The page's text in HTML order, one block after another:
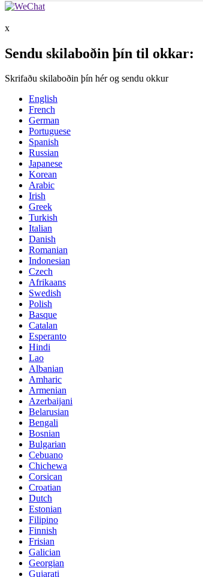
x
Sendu skilaboðin þín til okkar:
Skrifaðu skilaboðin þín hér og sendu okkur
English
French
German
Portuguese
Spanish
Russian
Japanese
Korean
Arabic
Irish
Greek
Turkish
Italian
Danish
Romanian
Indonesian
Czech
Afrikaans
Swedish
Polish
Basque
Catalan
Esperanto
Hindi
Lao
Albanian
Amharic
Armenian
Azerbaijani
Belarusian
Bengali
Bosnian
Bulgarian
Cebuano
Chichewa
Corsican
Croatian
Dutch
Estonian
Filipino
Finnish
Frisian
Galician
Georgian
Gujarati